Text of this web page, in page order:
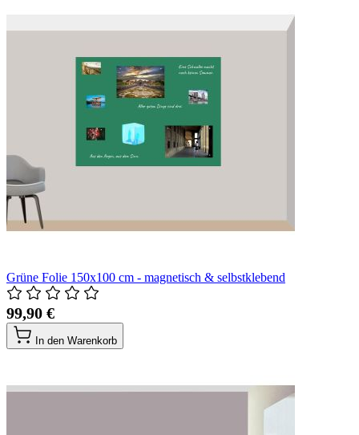
Grüne Folie 150x100 cm - magnetisch & selbstklebend
99,90 €
In den Warenkorb